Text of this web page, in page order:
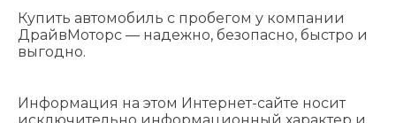
Купить автомобиль с пробегом у компании
ДрайвМоторс — надежно, безопасно, быстро и
выгодно.
Информация на этом Интернет-сайте носит